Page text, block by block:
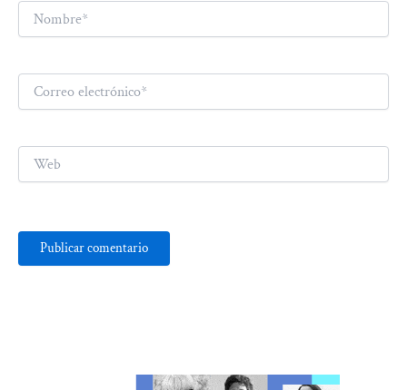
Nombre*
Correo
electrónico*
Web